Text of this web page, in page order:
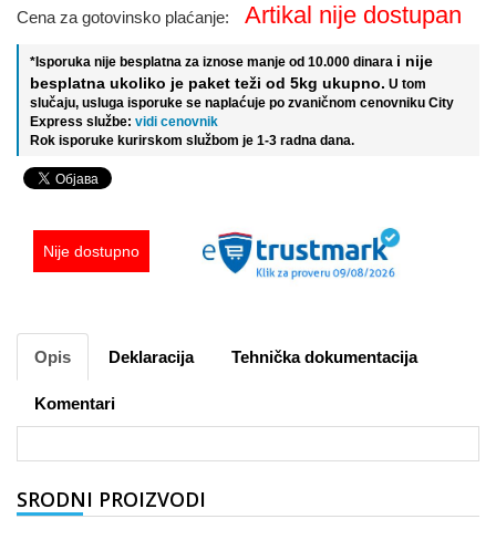
Cena za gotovinsko plaćanje:
Artikal nije dostupan
*Isporuka nije besplatna za iznose manje od 10.000 dinara i nije
besplatna ukoliko je paket teži od 5kg ukupno. U tom
slučaju, usluga isporuke se naplaćuje po zvaničnom cenovniku City
Express službe: vidi cenovnik
Rok isporuke kurirskom službom je 1-3 radna dana.
Nije dostupno
Opis Deklaracija Tehnička dokumentacija
Komentari
SRODNI PROIZVODI